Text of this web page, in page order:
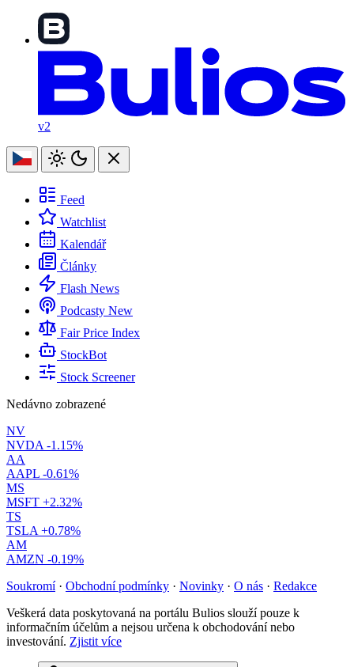
v2
Feed
Watchlist
Kalendář
Články
Flash News
Podcasty New
Fair Price Index
StockBot
Stock Screener
Nedávno zobrazené
NV
NVDA -1.15%
AA
AAPL -0.61%
MS
MSFT +2.32%
TS
TSLA +0.78%
AM
AMZN -0.19%
Soukromí · Obchodní podmínky · Novinky · O nás · Redakce
Veškerá data poskytovaná na portálu Bulios slouží pouze k
informačním účelům a nejsou určena k obchodování nebo
investování. Zjistit více